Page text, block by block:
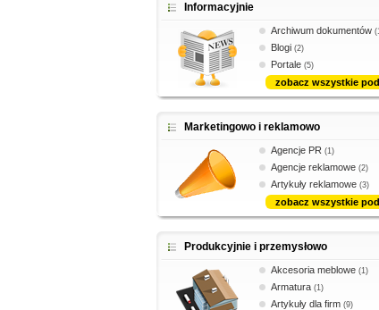
Informacyjnie
Archiwum dokumentów
Blogi (2)
Portale (5)
zobacz wszystkie
Marketingowo i reklamowo
Agencje PR (1)
Agencje reklamowe (2)
Artykuły reklamowe (3)
zobacz wszystkie
Produkcyjnie i przemysłowo
Akcesoria meblowe (1)
Armatura (1)
Artykuły dla firm (9)